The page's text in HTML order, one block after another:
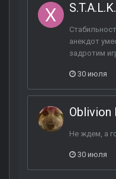
анекдот
задротим
30 июля
Oblivion
Не ждем, а
30 июля